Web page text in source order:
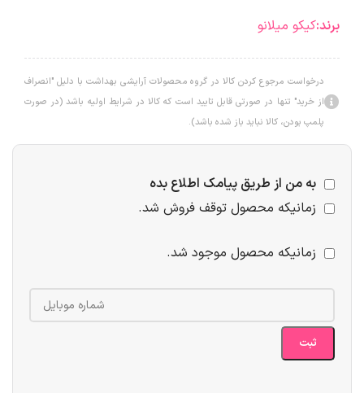
برند:کیکو میلانو
درخواست مرجوع کردن کالا در گروه محصولات آرایشی بهداشت با دلیل "انصراف
از خرید" تنها در صورتی قابل تایید است که کالا در شرایط اولیه باشد (در صورت
پلمپ بودن، کالا نباید باز شده باشد).
به من از طریق پیامک اطلاع بده
زمانیکه محصول توقف فروش شد.
زمانیکه محصول موجود شد.
ثبت